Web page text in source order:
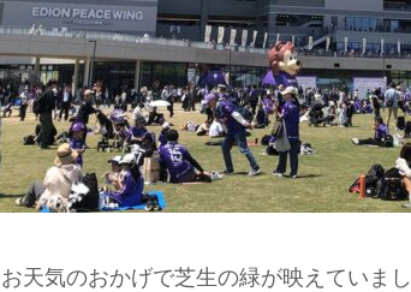
天気のおかげで芝生の緑が映えていまし